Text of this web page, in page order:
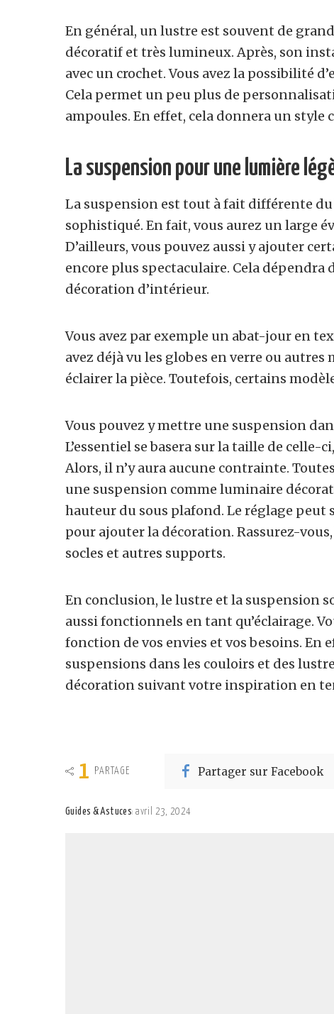
En général, un lustre est souvent de
décoratif et très lumineux. Après, son
avec un crochet. Vous avez la possibilité
Cela permet un peu plus de
ampoules. En effet, cela donnera un
La suspension pour une lumière
La suspension est tout à fait différente
sophistiqué. En fait, vous aurez un large
D’ailleurs, vous pouvez aussi y ajouter
encore plus spectaculaire. Cela dépendra
décoration d’intérieur.
Vous avez par exemple un abat-jour en
avez déjà vu les globes en verre ou
éclairer la pièce. Toutefois, certains
Vous pouvez y mettre une suspension
L’essentiel se basera sur la taille de celle-
Alors, il n’y aura aucune contrainte.
une suspension comme luminaire
hauteur du sous plafond. Le réglage peut
pour ajouter la décoration. Rassurez-
socles et autres supports.
En conclusion, le lustre et la suspension
aussi fonctionnels en tant qu’éclairage.
fonction de vos envies et vos besoins. En
suspensions dans les couloirs et des
décoration suivant votre inspiration en
1 PARTAGE Partager sur Facebook
Guides & Astuces avril 23, 2024